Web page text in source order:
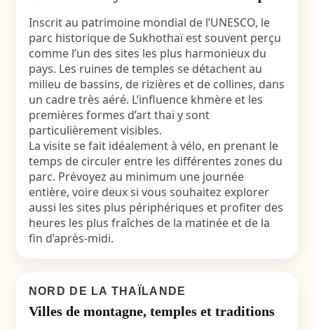
Inscrit au patrimoine mondial de l’UNESCO, le
parc historique de Sukhothaï est souvent perçu
comme l’un des sites les plus harmonieux du
pays. Les ruines de temples se détachent au
milieu de bassins, de rizières et de collines, dans
un cadre très aéré. L’influence khmère et les
premières formes d’art thaï y sont
particulièrement visibles.
La visite se fait idéalement à vélo, en prenant le
temps de circuler entre les différentes zones du
parc. Prévoyez au minimum une journée
entière, voire deux si vous souhaitez explorer
aussi les sites plus périphériques et profiter des
heures les plus fraîches de la matinée et de la
fin d’après-midi.
NORD DE LA THAÏLANDE
Villes de montagne, temples et traditions